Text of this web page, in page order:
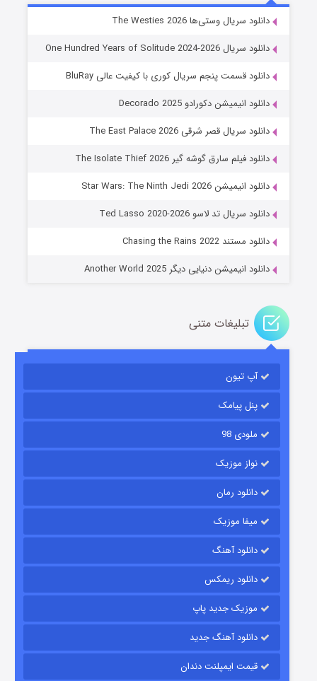
خاندان اژدها فصل ۳
قسمت۱۴ (زیرنویس) منتشر شد
قسمت
دانلود سریال وستی‌ها The Westies 2026
دانلود سریال One Hundred Years of Solitude 2024-2026
دانلود قسمت پنجم سریال کوری با کیفیت عالی BluRay
دانلود انیمیشن دکورادو Decorado 2025
دانلود سریال قصر شرقی The East Palace 2026
دانلود فیلم سارق گوشه گیر The Isolate Thief 2026
دانلود انیمیشن Star Wars: The Ninth Jedi 2026
دانلود سریال تد لاسو Ted Lasso 2020-2026
دانلود مستند Chasing the Rains 2022
دانلود انیمیشن دنیایی دیگر Another World 2025
تبلیغات متنی
آپ تیون
پنل پیامک
ملودی 98
نواز موزیک
دانلود رمان
میفا موزیک
دانلود آهنگ
دانلود ریمکس
موزیک جدید پاپ
دانلود آهنگ جدید
قیمت ایمپلنت دندان